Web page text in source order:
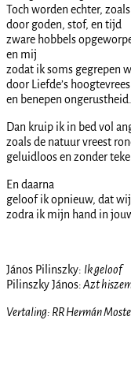
Toch worden echter,
door goden, stof, en tijd
zware hobbels
en mij
zodat ik soms gegrepen
door Liefde’s hoogtevrees
en benepen ongerustheid.
Dan kruip ik in bed vol
zoals de natuur vreest
geluidloos en zonder
En daarna
geloof ik opnieuw, dat
zodra ik mijn hand in
János Pilinszky: Ik geloof
Pilinszky János:Azt
Vertaling: RR Hermán